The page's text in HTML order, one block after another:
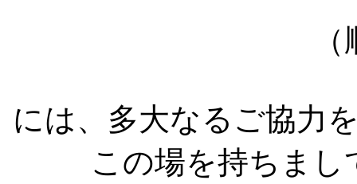
には、多大なるご協力
この場を持ちま